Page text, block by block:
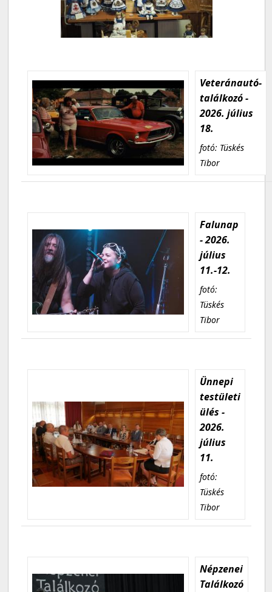
Veteránautó-
találkozó -
2026. július
18.
fotó: Tüskés
Tibor
Falunap
- 2026.
július
11.-12.
fotó:
Tüskés
Tibor
Ünnepi
testületi
ülés -
2026.
július
11.
fotó:
Tüskés
Tibor
Népzenei
Találkozó